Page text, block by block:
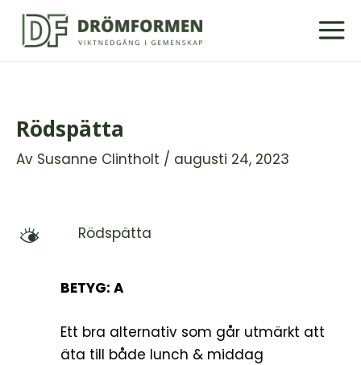
Hoppa
Rödspätta
Av Susanne Clintholt / augusti 24, 2023
M Rödspätta
BETYG: A
Ett bra alternativ som går utmärkt att
äta till både lunch & middag